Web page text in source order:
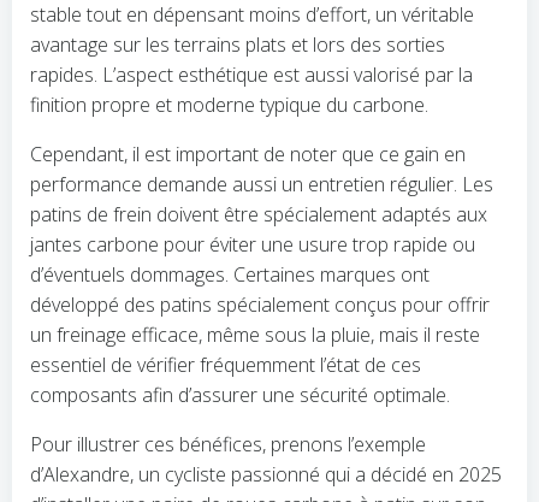
stable tout en dépensant moins d’effort, un véritable
avantage sur les terrains plats et lors des sorties
rapides. L’aspect esthétique est aussi valorisé par la
finition propre et moderne typique du carbone.
Cependant, il est important de noter que ce gain en
performance demande aussi un entretien régulier. Les
patins de frein doivent être spécialement adaptés aux
jantes carbone pour éviter une usure trop rapide ou
d’éventuels dommages. Certaines marques ont
développé des patins spécialement conçus pour offrir
un freinage efficace, même sous la pluie, mais il reste
essentiel de vérifier fréquemment l’état de ces
composants afin d’assurer une sécurité optimale.
Pour illustrer ces bénéfices, prenons l’exemple
d’Alexandre, un cycliste passionné qui a décidé en 2025